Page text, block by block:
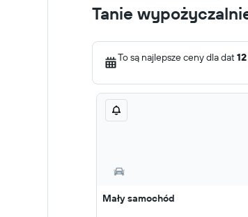
Tanie
To są najlepsze ceny dla dat
Mały samochód